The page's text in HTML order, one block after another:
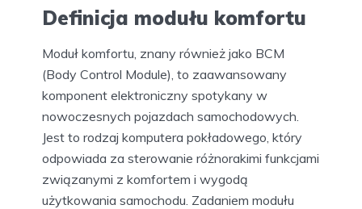
Definicja modułu komfortu
Moduł komfortu, znany również jako BCM
(Body Control Module), to zaawansowany
komponent elektroniczny spotykany w
nowoczesnych pojazdach samochodowych.
Jest to rodzaj komputera pokładowego, który
odpowiada za sterowanie różnorakimi funkcjami
związanymi z komfortem i wygodą
użytkowania samochodu. Zadaniem modułu